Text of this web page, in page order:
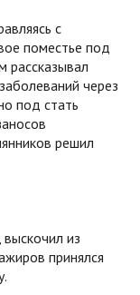
с
поместье под
рассказывал
через
под стать
решил
из
принялся